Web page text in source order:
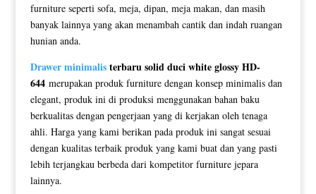
furniture seperti sofa, meja, dipan, meja makan, dan masih
banyak lainnya yang akan menambah cantik dan indah ruangan
hunian anda.
Drawer minimalisterbaru solid duci white glossy HD-
644merupakan produk furniture dengan konsep minimalis dan
elegant, produk ini di produksi menggunakan bahan baku
berkualitas dengan pengerjaan yang di kerjakan oleh tenaga
ahli. Harga yang kami berikan pada produk ini sangat sesuai
dengan kualitas terbaik produk yang kami buat dan yang pasti
lebih terjangkau berbeda dari kompetitor furniture jepara
lainnya.